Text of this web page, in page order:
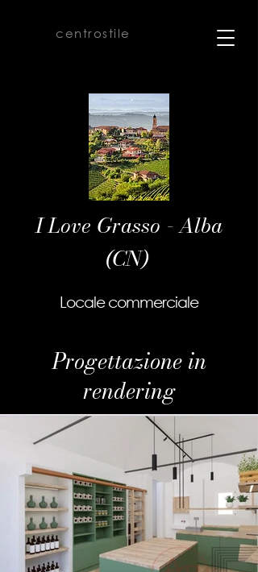
centrostile
I Love Grasso - Alba
(CN)
Locale commerciale
Progettazione in
rendering